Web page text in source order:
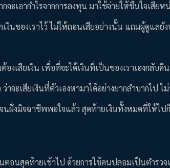
จะเอากำไรจากการลงทุน มาใช้จ่ายให้ชื่นใจเสียห
ของเราไว้ ไม่ให้ถอนเสียอย่างนั้น แถมผู้ดูแลยัง
องเสียเงิน เพื่อที่จะได้เงินที่เป็นของเราเองกลับคื
จะเสียเงินที่ตัวเองหามาได้อย่างยากลำบากไป ไ
นฝั่งมิจฉาชีพพอใจแล้ว สุดท้ายเงินทั้งหมดที่ให้ไ
อนสุดท้ายเข้าไป ด้วยการใช้คนปลอมเป็นตำรว